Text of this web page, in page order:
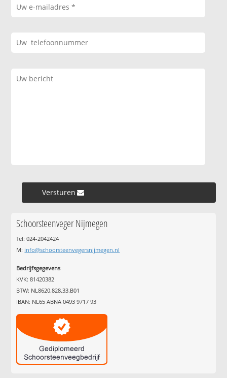
Versturen »
Schoorsteenveger Nijmegen
Tel: 024-2042424
M: info@schoorsteenvegersnijmegen.nl
Bedrijfsgegevens
KVK: 81420382
BTW: NL8620.828.33.B01
IBAN: NL65 ABNA 0493 9717 93